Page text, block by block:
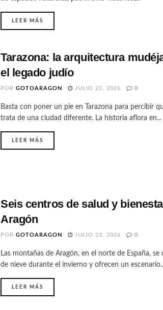
LEER MÁS
Tarazona: la arquitectura
el legado judío
POR GOTOARAGON JULIO 22, 2026 0
Basta con poner un pie en Tarazona para percibir
trata de una ciudad diferente. La historia aflora en...
LEER MÁS
Seis centros de salud y
Aragón
POR GOTOARAGON JULIO 23, 2026 0
Las montañas de Aragón, en el norte de España, se
de nieve durante el invierno y ofrecen un
LEER MÁS